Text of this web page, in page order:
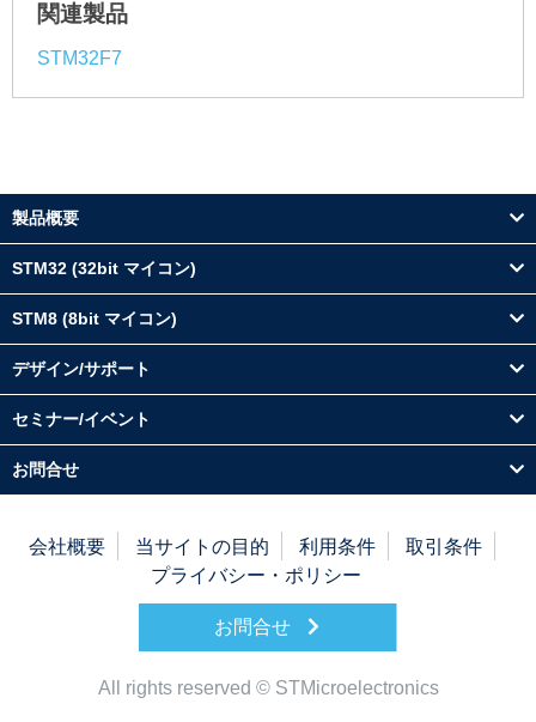
関連製品
STM32F7
製品概要
STM32 (32bit マイコン)
STM8 (8bit マイコン)
デザイン/サポート
セミナー/イベント
お問合せ
お問合せ
All rights reserved © STMicroelectronics
会社概要 当サイトの目的 利用条件
取引条件
プライバシー・ポリシー